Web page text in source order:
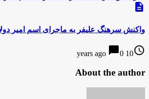
description
واکنش سرهنگ علیفر به ماجرای اسم امیر
access_time
10 years ago
chat_bubble0
About the author